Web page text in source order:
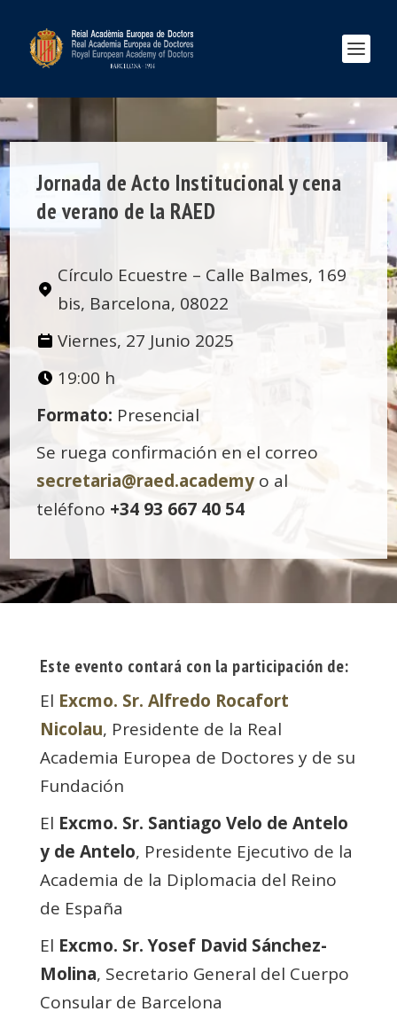
Jornada de Acto Institucional y cena
de verano de la RAED
Círculo Ecuestre – Calle Balmes, 169
bis, Barcelona, 08022
Viernes, 27 Junio 2025
19:00 h
Formato: Presencial
Se ruega confirmación en el correo
secretaria@raed.academy o al
teléfono +34 93 667 40 54
Este evento contará con la participación de:
El Excmo. Sr. Alfredo Rocafort
Nicolau, Presidente de la Real
Academia Europea de Doctores y de su
Fundación
El Excmo. Sr. Santiago Velo de Antelo
y de Antelo, Presidente Ejecutivo de la
Academia de la Diplomacia del Reino
de España
El Excmo. Sr. Yosef David Sánchez-
Molina, Secretario General del Cuerpo
Consular de Barcelona